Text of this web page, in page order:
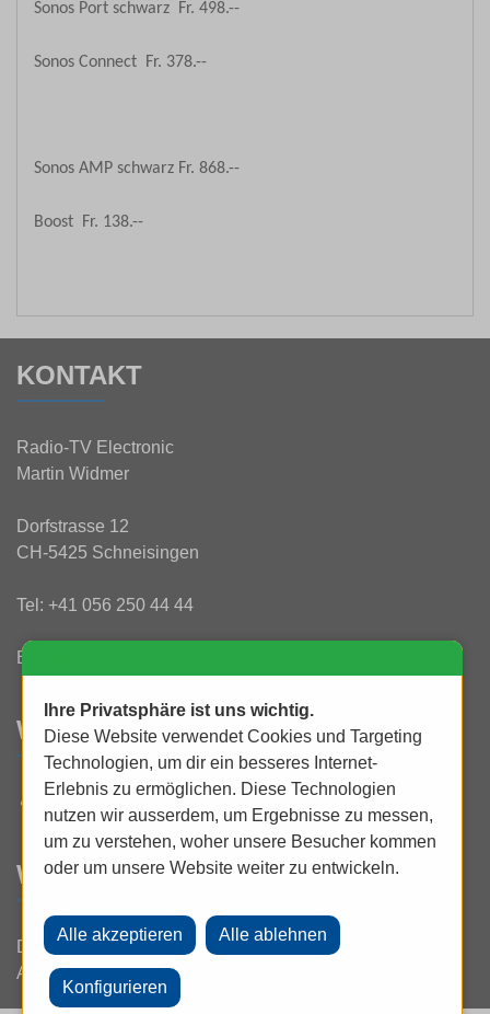
Sonos Port schwarz Fr. 498.--
Sonos Connect Fr. 378.--
Sonos AMP schwarz Fr. 868.--
Boost Fr. 138.--
KONTAKT
Radio-TV Electronic
Martin Widmer
Dorfstrasse 12
CH-5425 Schneisingen
Tel: +41 056 250 44 44
E-Mail:
WAS IST NEU?
UHD 4K bei uns erleben und staunen!
WEITERES
Datenschutz
Allgemeine Geschäftsbedingungen
Ihre Privatsphäre ist uns wichtig.
Diese Website verwendet Cookies und Targeting
Technologien, um dir ein besseres Internet-
Erlebnis zu ermöglichen. Diese Technologien
nutzen wir ausserdem, um Ergebnisse zu messen,
um zu verstehen, woher unsere Besucher kommen
oder um unsere Website weiter zu entwickeln.